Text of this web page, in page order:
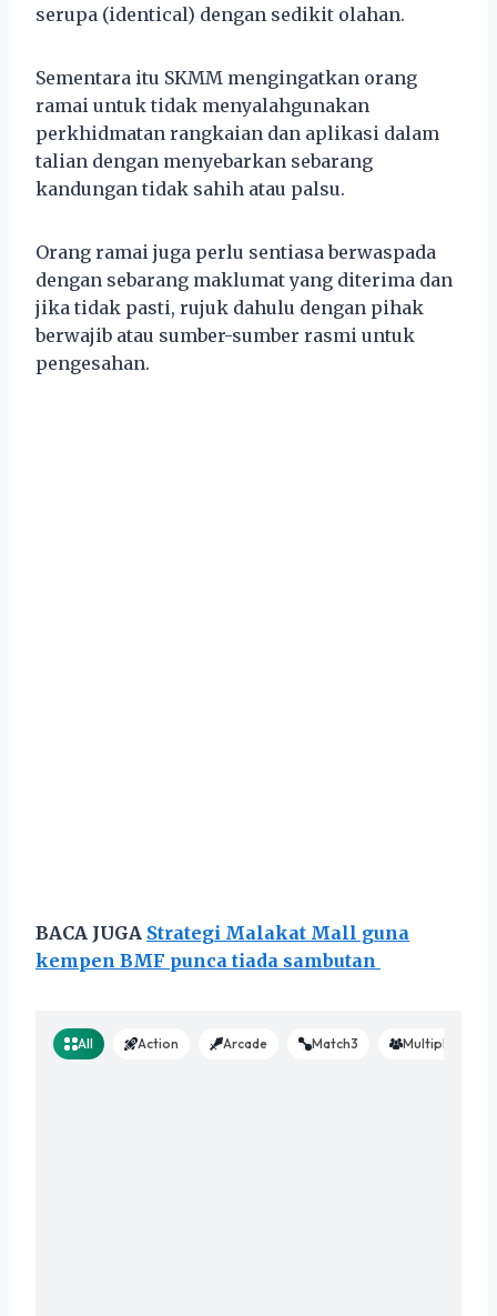
serupa (identical) dengan sedikit olahan.
Sementara itu SKMM mengingatkan orang
ramai untuk tidak menyalahgunakan
perkhidmatan rangkaian dan aplikasi dalam
talian dengan menyebarkan sebarang
kandungan tidak sahih atau palsu.
Orang ramai juga perlu sentiasa berwaspada
dengan sebarang maklumat yang diterima dan
jika tidak pasti, rujuk dahulu dengan pihak
berwajib atau sumber-sumber rasmi untuk
pengesahan.
BACA JUGA Strategi Malakat Mall guna
kempen BMF punca tiada sambutan